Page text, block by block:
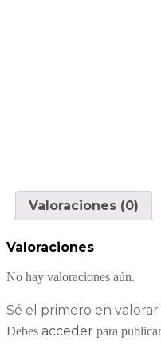
Valoraciones (0)
Valoraciones
No hay valoraciones aún.
Sé el primero en valorar
Debes acceder para